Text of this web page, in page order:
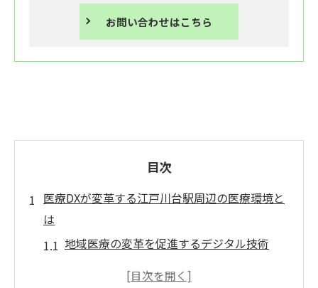
お問い合わせはこちら
目次
医療DXが変革する江戸川台駅周辺の医療環境と
は
地域医療の変革を促進するデジタル技術
電子処方箋の普及による患者への影響